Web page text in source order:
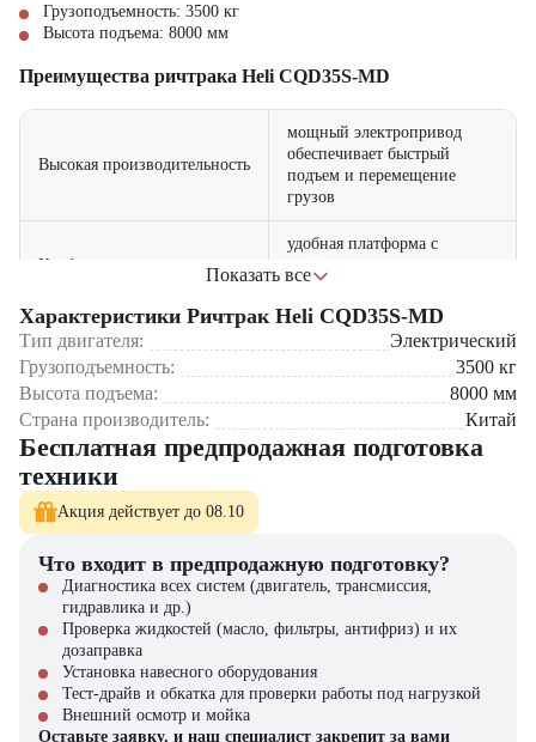
Грузоподъемность: 3500 кг
Высота подъема: 8000 мм
Преимущества ричтрака Heli CQD35S-MD
Высокая производительность
мощный электропривод
обеспечивает быстрый
подъем и перемещение
грузов
Комфорт оператора
удобная платформа с
органы управления
Безопасность работы
система автоматического
торможения и защита от
перегрузок
Экономичность
двигатель снижает
эксплуатационные затраты
Где применяется ричтрак Heli CQD35S-MD?
Комплектация заказов на складах
Высотное складирование в логистических центрах
Погрузочно-разгрузочные работы на производстве
Работа с паллетированными грузами в оптовых базах
Почему стоит выбрать Heli CQD35S-MD?
Мощная грузоподъёмность при компактных габаритах
Показать все
Характеристики Ричтрак Heli CQD35S-MD
Тип двигателя:
Электрический
Грузоподъемность:
3500 кг
Высота подъема:
8000 мм
Страна производитель:
Китай
Бесплатная предпродажная подготовка
техники
Акция действует до 08.10
Что входит в предпродажную подготовку?
Диагностика всех систем (двигатель, трансмиссия,
гидравлика и др.)
Проверка жидкостей (масло, фильтры, антифриз) и их
дозаправка
Установка навесного оборудования
Тест-драйв и обкатка для проверки работы под нагрузкой
Внешний осмотр и мойка
Оставьте заявку, и наш специалист закрепит за вами